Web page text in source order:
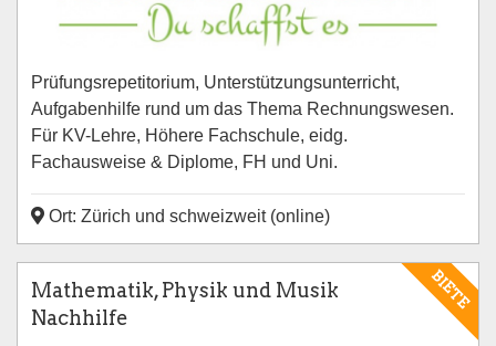
Prüfungsrepetitorium, Unterstützungsunterricht,
Aufgabenhilfe rund um das Thema Rechnungswesen.
Für KV-Lehre, Höhere Fachschule, eidg.
Fachausweise & Diplome, FH und Uni.
Ort: Zürich und schweizweit (online)
BIETE
Mathematik, Physik und Musik
Nachhilfe